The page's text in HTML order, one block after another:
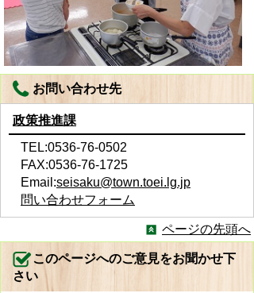
お問い合わせ先
政策推進課
TEL:0536-76-0502
FAX:0536-76-1725
Email:seisaku@town.toei.lg.jp
問い合わせフォーム
ページの先頭へ
このページへのご意見をお聞かせ下
さい